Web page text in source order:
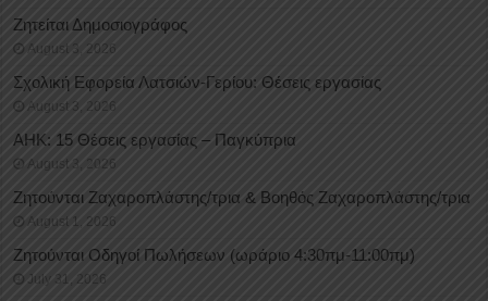
Ζητείται Δημοσιογράφος
August 3, 2026
Σχολική Εφορεία Λατσιών-Γερίου: Θέσεις εργασίας
August 3, 2026
ΑΗΚ: 15 Θέσεις εργασίας – Παγκύπρια
August 3, 2026
Ζητούνται Ζαχαροπλάστης/τρια & Βοηθός Ζαχαροπλάστης/τρια
August 1, 2026
Ζητούνται Οδηγοί Πωλήσεων (ωράριο 4:30πμ-11:00πμ)
July 31, 2026